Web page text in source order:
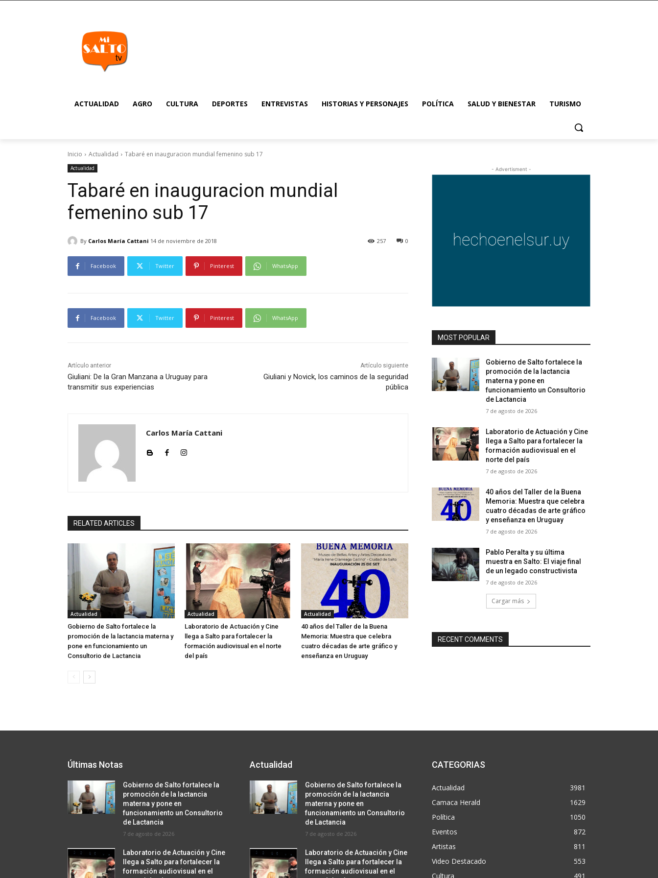
ACTUALIDAD AGRO CULTURA DEPORTES ENTREVISTAS HISTORIAS Y PERSONAJES POLÍTICA SALUD Y BIENESTAR TURISMO
Inicio Actualidad Tabaré en inauguracion mundial femenino sub 17
Actualidad
Tabaré en inauguracion mundial
femenino sub 17
By Carlos María Cattani 14 de noviembre de 2018 0
257
Facebook Twitter Pinterest WhatsApp
Facebook Twitter Pinterest WhatsApp
Artículo anterior
Giuliani: De la Gran Manzana a Uruguay para
transmitir sus experiencias
Artículo siguiente
Giuliani y Novick, los caminos de la seguridad
pública
Carlos María Cattani
RELATED ARTICLES
Actualidad
Gobierno de Salto fortalece la
promoción de la lactancia materna y
pone en funcionamiento un
Consultorio de Lactancia
Actualidad
Laboratorio de Actuación y Cine
llega a Salto para fortalecer la
formación audiovisual en el norte
del país
Actualidad
40 años del Taller de la Buena
Memoria: Muestra que celebra
cuatro décadas de arte gráfico y
enseñanza en Uruguay
- Advertisment -
MOST POPULAR
Gobierno de Salto fortalece la
promoción de la lactancia
materna y pone en
funcionamiento un Consultorio
de Lactancia
7 de agosto de 2026
Laboratorio de Actuación y Cine
llega a Salto para fortalecer la
formación audiovisual en el
norte del país
7 de agosto de 2026
40 años del Taller de la Buena
Memoria: Muestra que celebra
cuatro décadas de arte gráfico
y enseñanza en Uruguay
7 de agosto de 2026
Pablo Peralta y su última
muestra en Salto: El viaje final
de un legado constructivista
7 de agosto de 2026
Cargar más
RECENT COMMENTS
Últimas Notas
Gobierno de Salto fortalece la
promoción de la lactancia
materna y pone en
funcionamiento un Consultorio
de Lactancia
7 de agosto de 2026
Laboratorio de Actuación y Cine
llega a Salto para fortalecer la
formación audiovisual en el
Actualidad
Gobierno de Salto fortalece la
promoción de la lactancia
materna y pone en
funcionamiento un Consultorio
de Lactancia
7 de agosto de 2026
Laboratorio de Actuación y Cine
llega a Salto para fortalecer la
formación audiovisual en el
CATEGORIAS
Actualidad
3981
Camaca Herald
1629
Política
1050
Eventos
872
Artistas
811
Video Destacado
553
Cultura
491